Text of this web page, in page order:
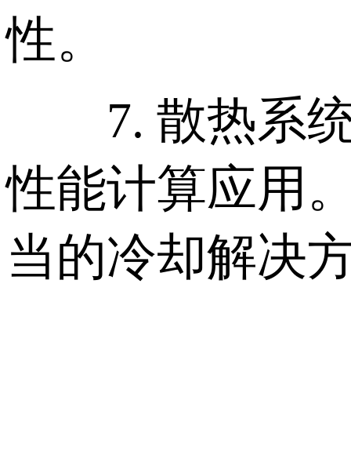
性。
7. 散热系统
性能计算应用
当的冷却解决